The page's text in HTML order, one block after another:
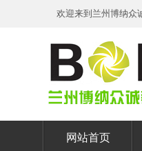
欢迎来到兰州博纳众
网站首页